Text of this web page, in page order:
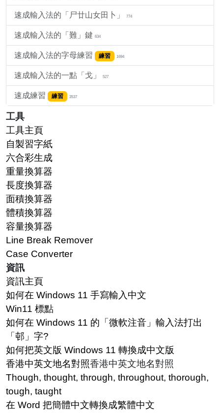
速成輸入法的「尸廿山女田卜」 774
速成輸入法的「難」鍵 634
速成輸入法的字母練習 練習 1694
速成輸入法的一點「戈」 527
速成練習 練習 3537
工具
工具主頁
自製習字紙
六合彩生成
重量換算器
長度換算器
面積換算器
體積換算器
容量換算器
Line Break Remover
Case Converter
資訊
資訊主頁
如何在 Windows 11 手寫輸入中文
Win11 標點
如何在 Windows 11 的「微軟注音」輸入法打出
「邨」字?
如何把英文版 Windows 11 轉換成中文版
香港中英文地名對照香港中英文地名對照
Though, thought, through, throughout, thorough,
tough, taught
在 Word 把簡體中文轉換成繁體中文